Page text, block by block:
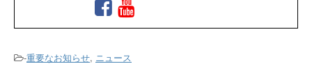
-重要なお知らせ, ニュース